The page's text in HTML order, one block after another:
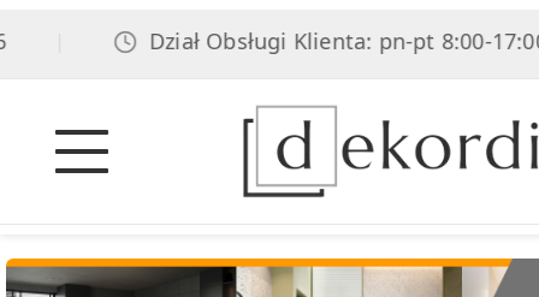
Dział Obsługi Klienta: pn-pt 8:00-17:00,